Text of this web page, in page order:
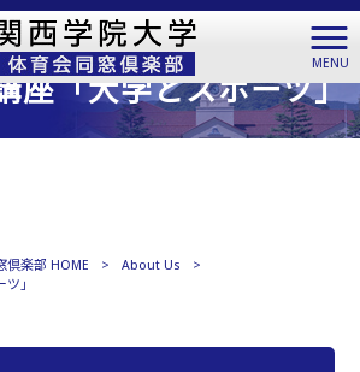
MENU
座「大学とスポーツ」
倶楽部 HOME > About Us
>
」